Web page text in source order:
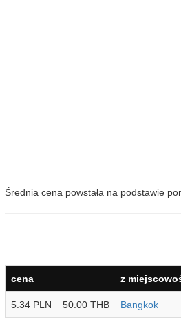
Średnia cena powstała na podstawie
cena z
5.34 PLN 50.00 THB Bangkok